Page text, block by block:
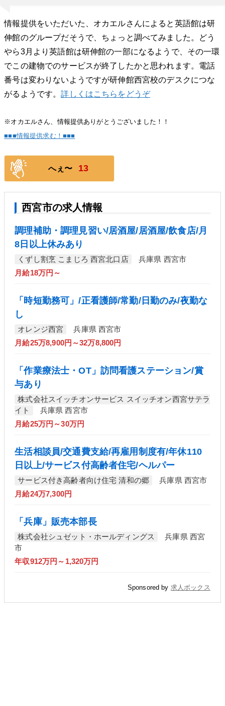
情報提供をいただいた、オカエルさんによると英語館は研
伸館のグループだそうで、ちょっと調べてみました。どう
やら3月より英語館は研伸館の一部になるようで、その一環
でこの建物でのサービスが終了したかと思われます。電話
番号は変わりないようですが研伸館西宮校のデスクにつな
がるようです。詳しくはこちらをどうぞ
※オカエルさん、情報提供ありがとうございました！！
■■■情報提供求む！■■■
へぇ〜 13
西宮市の求人情報
調理補助・調理見習い/居酒屋/居酒屋/飲食店/月
8日以上休みあり
くずし割烹 こまじろ 西宮北口店
兵庫県 西宮市
月給18万円～
「時短勤務可」/正看護師/常勤/日勤のみ/夜勤な
し
オレンジ西宮
兵庫県 西宮市
月給25万8,900円～32万8,800円
「作業療法士・OT」訪問看護ステーション/賞
与あり
株式会社スイッチオンサービス スイッチオン西宮サテラ
イト
兵庫県 西宮市
月給25万円～30万円
生活相談員/交通費支給/再雇用制度有/年休110
日以上/サービス付高齢者住宅/ヘルパー
サービス付き高齢者向け住宅 清和の郷
兵庫県 西宮市
月給24万7,300円
「兵庫」販売本部長
株式会社シュゼット・ホールディングス
兵庫県 西宮
市
年収912万円～1,320万円
Sponsored by 求人ボックス